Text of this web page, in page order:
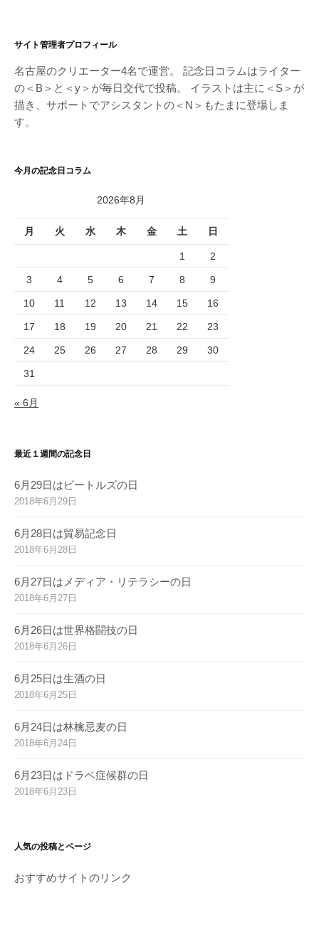
サイト管理者プロフィール
名古屋のクリエーター4名で運営。 記念日コラムはライター
の＜B＞と＜y＞が毎日交代で投稿。 イラストは主に＜S＞が
描き、サポートでアシスタントの＜N＞もたまに登場しま
す。
今月の記念日コラム
2026年8月
月 火 水 木 金 土 日
« 6月
1 2
3 4 5 6 7 8 9
10 11 12 13 14 15 16
17 18 19 20 21 22 23
24 25 26 27 28 29 30
31
最近１週間の記念日
6月29日はビートルズの日
2018年6月29日
6月28日は貿易記念日
2018年6月28日
6月27日はメディア・リテラシーの日
2018年6月27日
6月26日は世界格闘技の日
2018年6月26日
6月25日は生酒の日
2018年6月25日
6月24日は林檎忌麦の日
2018年6月24日
6月23日はドラベ症候群の日
2018年6月23日
人気の投稿とページ
おすすめサイトのリンク